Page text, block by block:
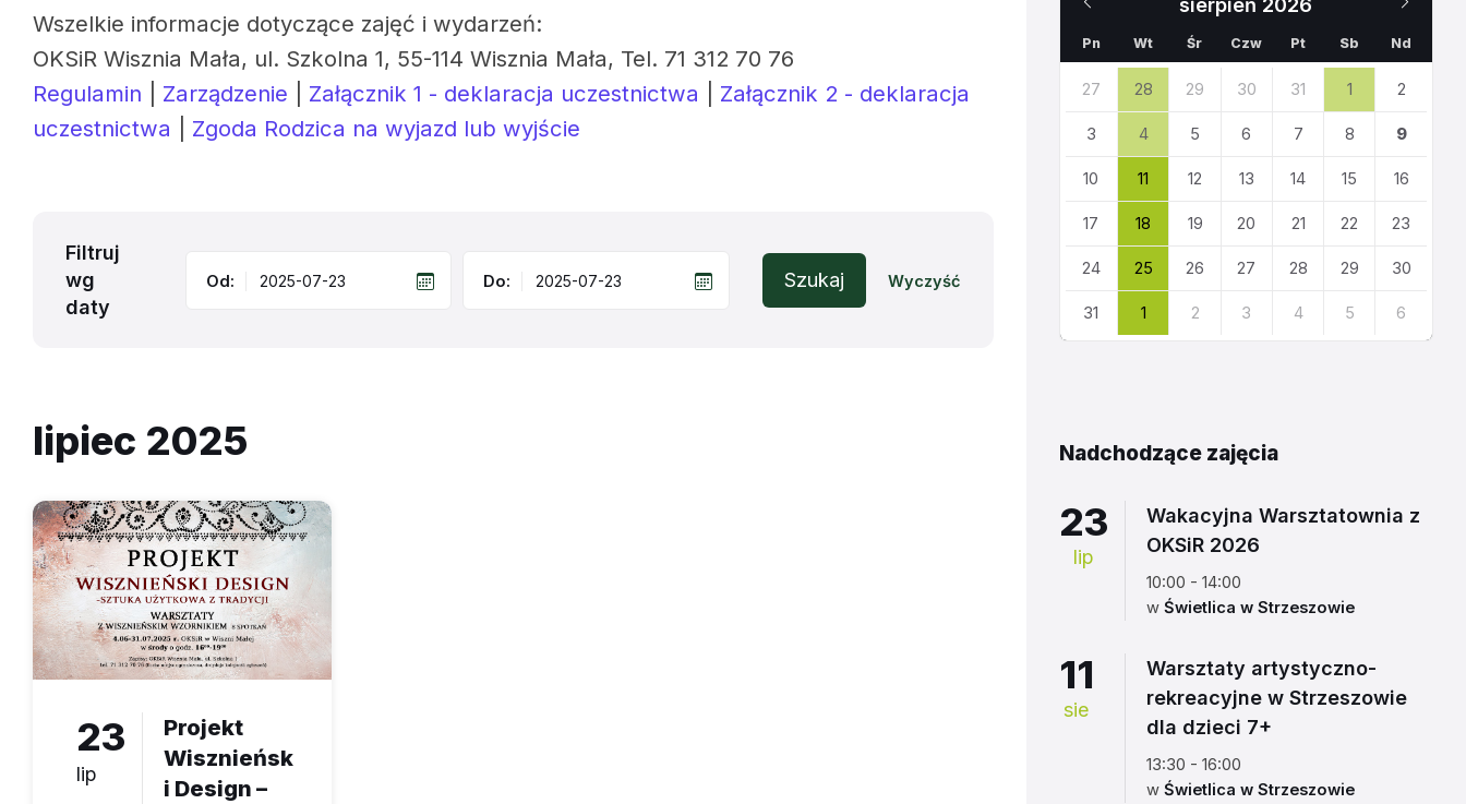
Wszelkie informacje dotyczące zajęć i wydarzeń:
OKSiR Wisznia Mała, ul. Szkolna 1, 55-114 Wisznia Mała, Tel. 71 312 70 76
Regulamin
Zarządzenie Załącznik 1 - deklaracja uczestnictwa
Załącznik 2 - deklaracja
uczestnictwa
Zgoda Rodzica na wyjazd lub wyjście
Filtruj
wg
daty
Od: Do: Szukaj Wyczyść
lipiec 2025
23
lip
Projekt
Wisznieńsk
i Design –
sierpień 2026
miesiąc
Pn Wt Śr Czw Pt Sb Nd
dni
kalendarza
27 28 29 30 31 1 2
3 4 5 6 7 8 9
10 11 12 13 14 15 16
17 18 19 20 21 22 23
24 25 26 27 28 29 30
31 1 2 3 4 5 6
Nadchodzące zajęcia
23
lip
Wakacyjna Warsztatownia z
OKSiR 2026
10:00 - 14:00
w Świetlica w Strzeszowie
11
sie
Warsztaty artystyczno-
rekreacyjne w Strzeszowie
dla dzieci 7+
13:30 - 16:00
w Świetlica w Strzeszowie